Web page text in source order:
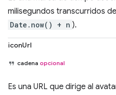
milisegundos transcurridos
Date.now() + n ).
iconUrl
cadena opcional
Es una URL que dirige al